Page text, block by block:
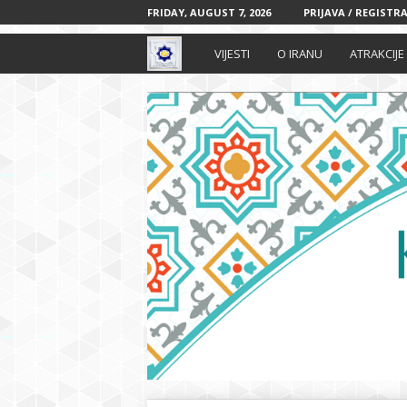
FRIDAY, AUGUST 7, 2026 PRIJAVA /
r
a
n
s
k
i
k
VIJESTI O IRANU ATRAKCIJE